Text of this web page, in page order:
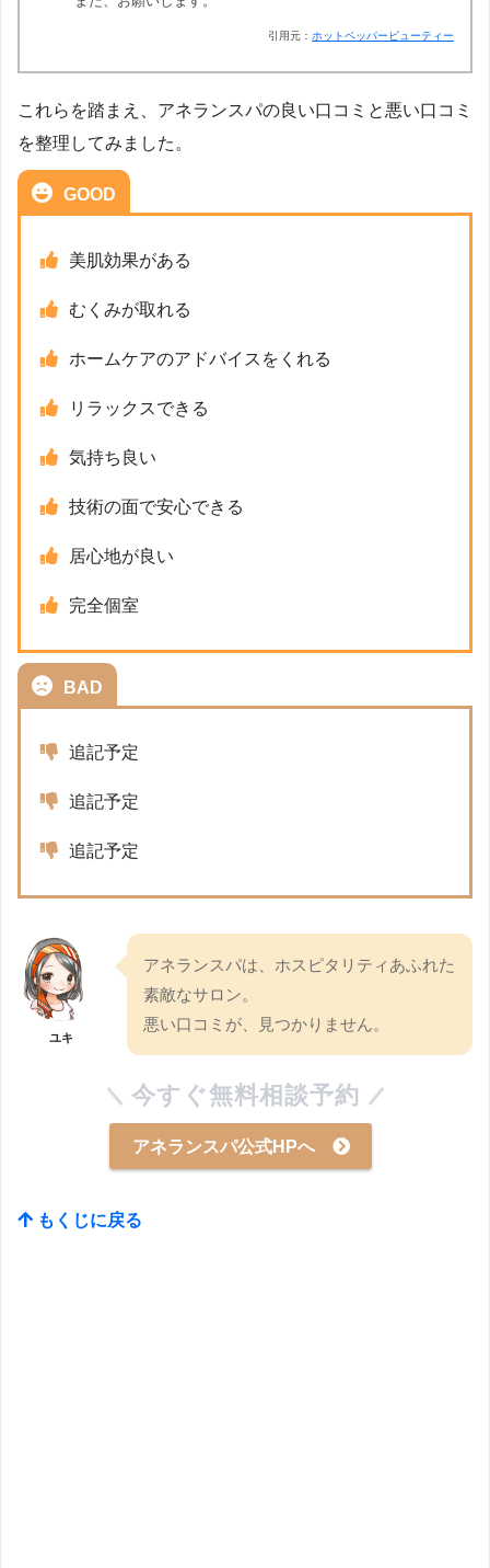
引用元： ホットペッパービューティー
これらを踏まえ、アネランスパの良い口コミと悪い口コミ
を整理してみました。
GOOD
美肌効果がある
むくみが取れる
ホームケアのアドバイスをくれる
リラックスできる
気持ち良い
技術の面で安心できる
居心地が良い
完全個室
BAD
追記予定
追記予定
追記予定
ユキ
アネランスパは、ホスピタリティあふれた
素敵なサロン。
悪い口コミが、見つかりません。
今すぐ無料相談予約
アネランスパ公式HPへ
もくじに戻る